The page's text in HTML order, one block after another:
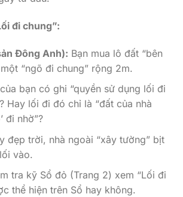
đi chung”:
Đông Anh): Bạn mua lô đất “bên
“ngõ đi chung” rộng 2m.
bạn có ghi “quyền sử dụng lối đi
Hay lối đi đó chỉ là “đất của nhà
đi nhờ”?
đẹp trời, nhà ngoài “xây tường” bịt
vào.
tra kỹ Sổ đỏ (Trang 2) xem “Lối đi
thể hiện trên Sổ hay không.